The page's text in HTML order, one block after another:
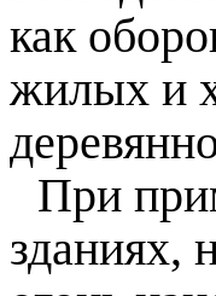
как
жилых и
При
зданиях,